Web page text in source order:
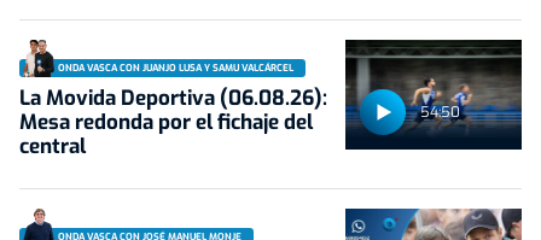
54:50
ONDA VASCA CON JUANJO LUSA Y SAMU VALCÁRCEL
La Movida Deportiva (06.08.26):
Mesa redonda por el fichaje del
central
ONDA VASCA CON JOSÉ MANUEL MONJE